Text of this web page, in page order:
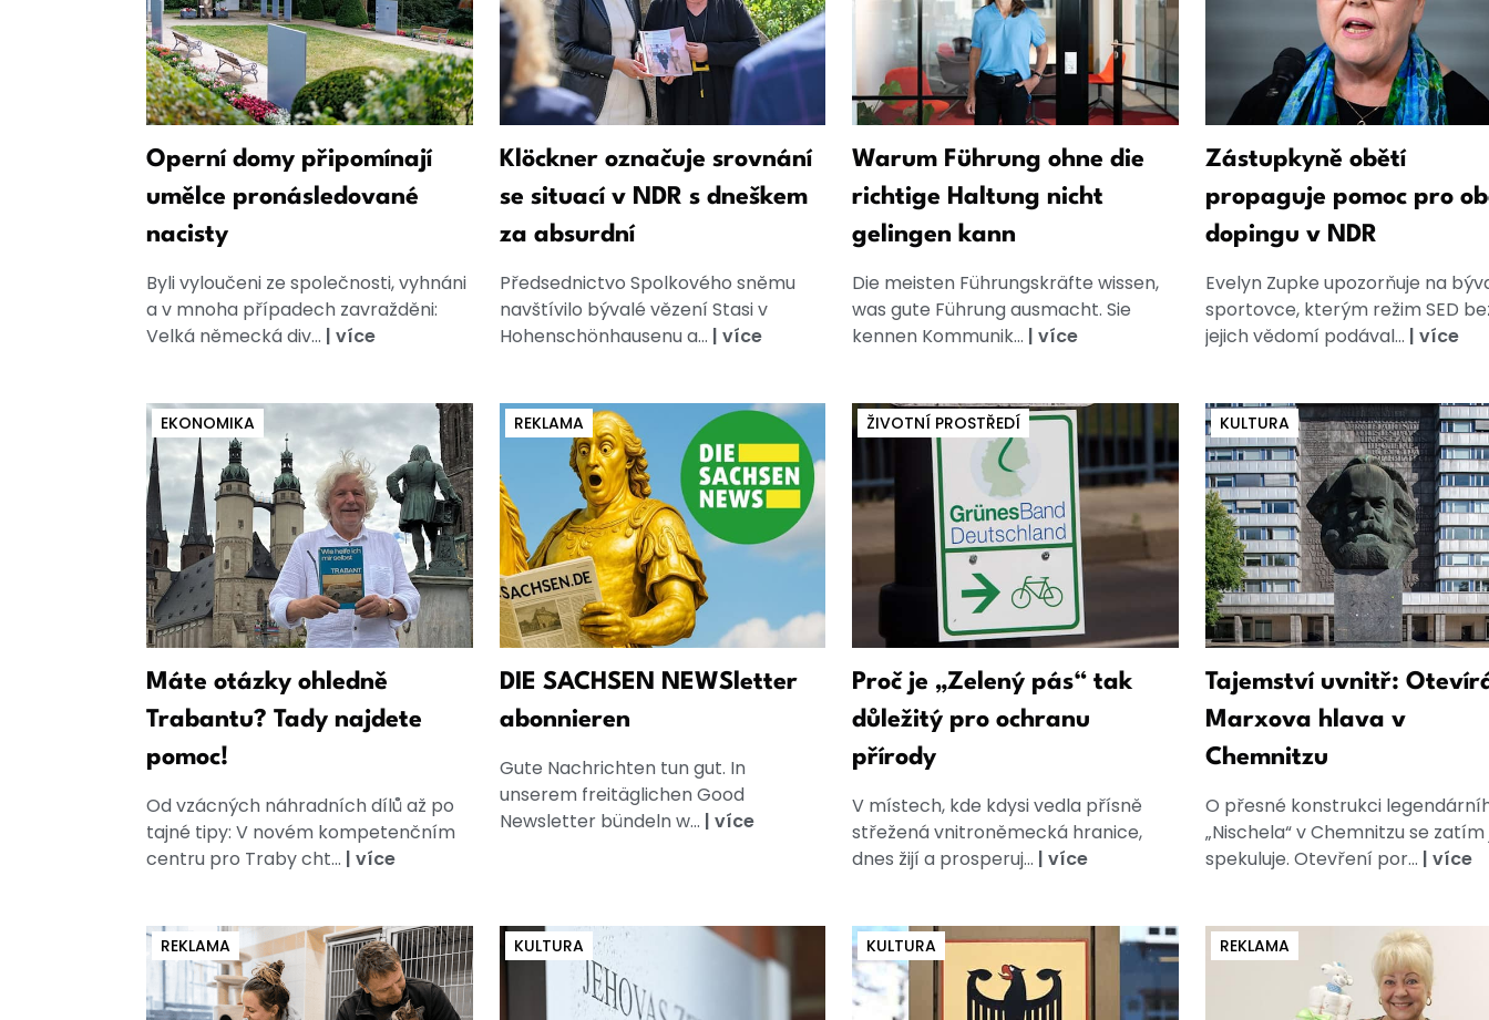
Operní domy připomínají
umělce pronásledované
nacisty
Byli vyloučeni ze společnosti, vyhnáni
a v mnoha případech zavražděni:
Velká německá div... | více
Klöckner označuje srovnání
se situací v NDR s dneškem
za absurdní
Předsednictvo Spolkového sněmu
navštívilo bývalé vězení Stasi v
Hohenschönhausenu a... | více
Warum Führung ohne die
richtige Haltung nicht
gelingen kann
Die meisten Führungskräfte wissen,
was gute Führung ausmacht. Sie
kennen Kommunik... | více
Zástupkyně obětí
propaguje pomoc pro
dopingu v NDR
Evelyn Zupke upozorňuje na
sportovce, kterým režim SED
jejich vědomí podával... | více
EKONOMIKA
Máte otázky ohledně
Trabantu? Tady najdete
pomoc!
Od vzácných náhradních dílů až po
tajné tipy: V novém kompetenčním
centru pro Traby cht... | více
REKLAMA
DIE SACHSEN NEWSletter
abonnieren
Gute Nachrichten tun gut. In
unserem freitäglichen Good
Newsletter bündeln w... | více
ŽIVOTNÍ PROSTŘEDÍ
Proč je „Zelený pás“ tak
důležitý pro ochranu
přírody
V místech, kde kdysi vedla přísně
střežená vnitroněmecká hranice,
dnes žijí a prosperuj... | více
KULTURA
Tajemství uvnitř:
Marxova hlava v
Chemnitzu
O přesné konstrukci
„Nischela“ v Chemnitzu se zatím
spekuluje. Otevření por... | více
REKLAMA KULTURA KULTURA REKLAMA